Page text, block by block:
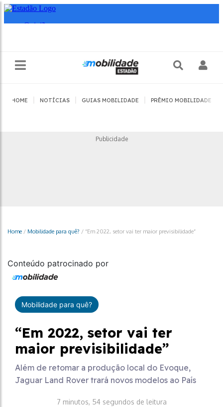
HOME NOTÍCIAS GUIAS MOBILIDADE PRÊMIO MOBILIDADE
Publicidade
Home / Mobilidade para quê? / “Em 2022, setor vai ter maior previsibilidade”
Conteúdo patrocinado por
Mobilidade para quê?
“Em 2022, setor vai ter
maior previsibilidade”
Além de retomar a produção local do Evoque,
Jaguar Land Rover trará novos modelos ao País
7 minutos, 54 segundos de leitura